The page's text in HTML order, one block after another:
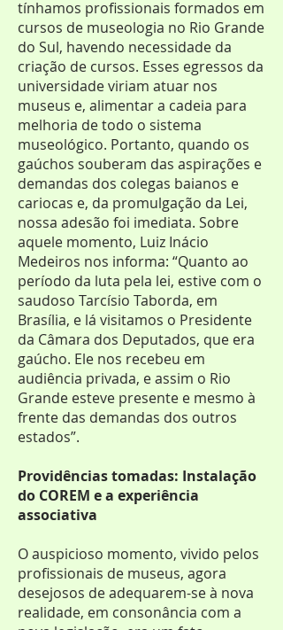
tínhamos profissionais formados em
cursos de museologia no Rio Grande
do Sul, havendo necessidade da
criação de cursos. Esses egressos da
universidade viriam atuar nos
museus e, alimentar a cadeia para
melhoria de todo o sistema
museológico. Portanto, quando os
gaúchos souberam das aspirações e
demandas dos colegas baianos e
cariocas e, da promulgação da Lei,
nossa adesão foi imediata. Sobre
aquele momento, Luiz Inácio
Medeiros nos informa: “Quanto ao
período da luta pela lei, estive com o
saudoso Tarcísio Taborda, em
Brasília, e lá visitamos o Presidente
da Câmara dos Deputados, que era
gaúcho. Ele nos recebeu em
audiência privada, e assim o Rio
Grande esteve presente e mesmo à
frente das demandas dos outros
estados”.
Providências tomadas: Instalação
do COREM e a experiência
associativa
O auspicioso momento, vivido pelos
profissionais de museus, agora
desejosos de adequarem-se à nova
realidade, em consonância com a